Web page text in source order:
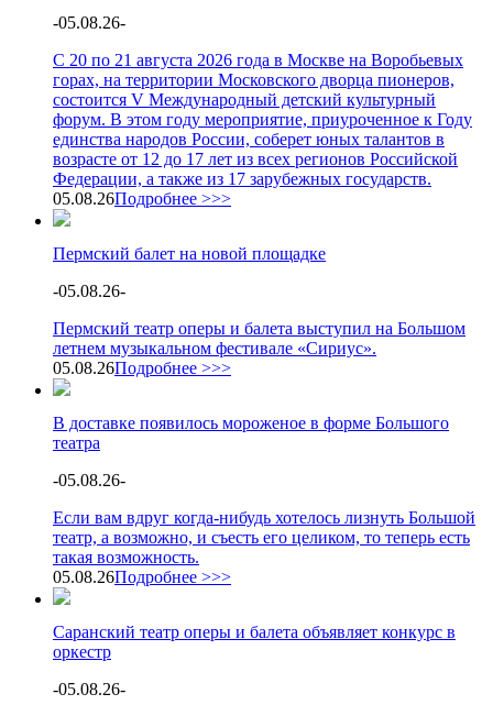
-05.08.26-
С 20 по 21 августа 2026 года в Москве на Воробьевых
горах, на территории Московского дворца пионеров,
состоится V Международный детский культурный
форум. В этом году мероприятие, приуроченное к Году
единства народов России, соберет юных талантов в
возрасте от 12 до 17 лет из всех регионов Российской
Федерации, а также из 17 зарубежных государств.
05.08.26Подробнее >>>
Пермский балет на новой площадке
-05.08.26-
Пермский театр оперы и балета выступил на Большом
летнем музыкальном фестивале «Сириус».
05.08.26Подробнее >>>
В доставке появилось мороженое в форме Большого
театра
-05.08.26-
Если вам вдруг когда-нибудь хотелось лизнуть Большой
театр, а возможно, и съесть его целиком, то теперь есть
такая возможность.
05.08.26Подробнее >>>
Саранский театр оперы и балета объявляет конкурс в
оркестр
-05.08.26-